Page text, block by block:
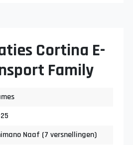
Cortina E-
Family
Naaf (7 versnellingen)